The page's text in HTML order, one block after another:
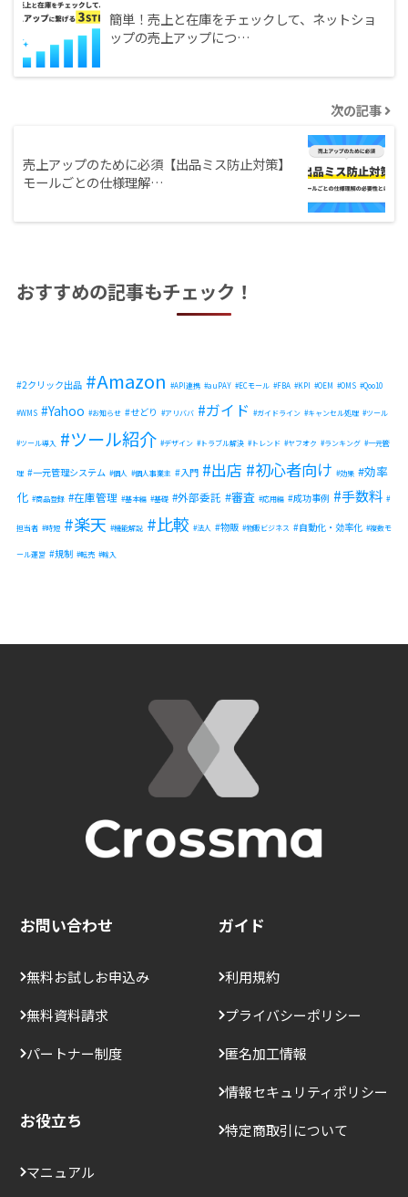
簡単！売上と在庫をチェックして、ネットショ
ップの売上アップにつ…
次の記事
売上アップのために必須【出品ミス防止対策】
モールごとの仕様理解…
おすすめの記事もチェック！
2クリック出品 Amazon API連携 auPAY ECモール FBA KPI OEM OMS Qoo10
WMS Yahoo お知らせ せどり アリババ ガイド ガイドライン キャンセル処理 ツール
ツール導入 ツール紹介 デザイン トラブル解決 トレンド ヤフオク ランキング 一元管
理 一元管理システム 個人 個人事業主 入門 出店 初心者向け 効果
効率
化
商品登録 在庫管理 基本編 基礎 外部委託 審査 応用編 成功事例 手数料
担当者 時短 楽天 機能解説 比較 法人 物販 物販ビジネス 自動化・効率化 複数モ
ール運営 規制 転売 輸入
お問い合わせ
無料お試しお申込み
無料資料請求
パートナー制度
お役立ち
マニュアル
ガイド
利用規約
プライバシーポリシー
匿名加工情報
情報セキュリティポリシー
特定商取引について